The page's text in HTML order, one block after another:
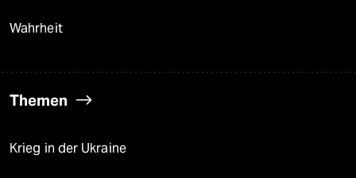
Wahrheit
Themen
Krieg in der Ukraine